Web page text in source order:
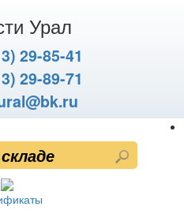
Урал
29-85-41
29-89-71